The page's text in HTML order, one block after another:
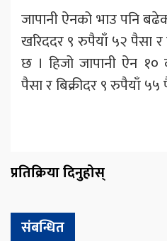
जापानी ऐनको भाउ पनि
खरिददर ९ रुपैयाँ ५२ पैसा र
छ । हिजो जापानी ऐन
पैसा र बिक्रीदर ९ रुपैयाँ ५५
प्रतिक्रिया दिनुहोस्
संबन्धित